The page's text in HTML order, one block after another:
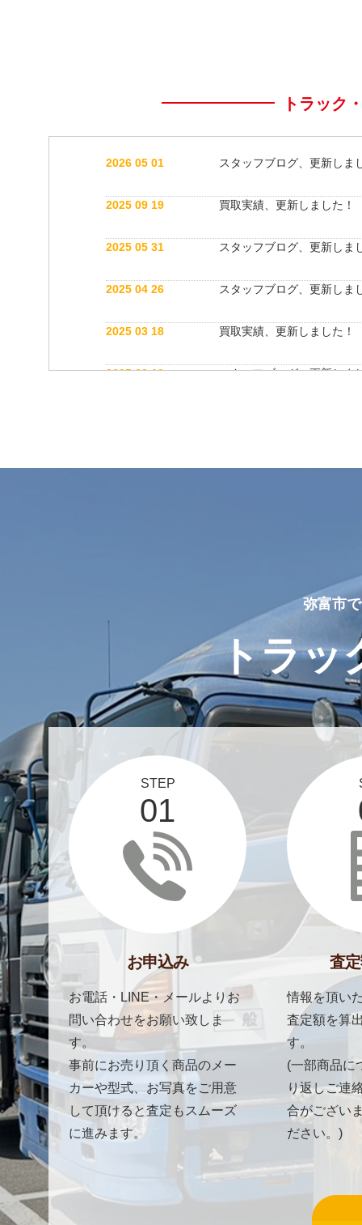
トラック
2026 05 01 スタッフブログ、更新しま
2025 09 19 買取実績、更新しました！
2025 05 31 スタッフブログ、更新しま
2025 04 26 スタッフブログ、更新しま
2025 03 18 買取実績、更新しました！
2025 03 12 スタッフブログ、更新しま
弥富市
トラッ
STEP
01
お申込み
お電話・LINE・メールよりお
問い合わせをお願い致しま
す。
事前にお売り頂く商品のメー
カーや型式、お写真をご用意
して頂けると査定もスムーズ
に進みます。
査
情報を頂い
査定額を算
す。
(一部商品に
り返しご連
合がござい
ださい。)